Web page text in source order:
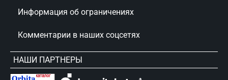
Информация об ограничениях
Комментарии в наших соцсетях
НАШИ ПАРТНЕРЫ